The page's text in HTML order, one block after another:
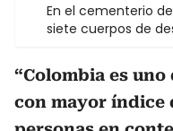
En el cementerio
siete cuerpos de
“Colombia es
con mayor índice